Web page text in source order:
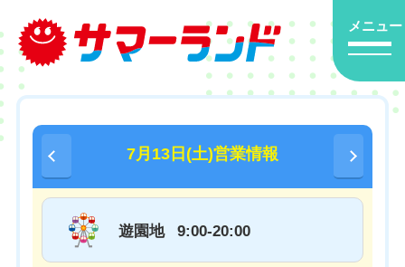
メニュー
7月13日(土)営業情報
遊園地 9:00-20:00